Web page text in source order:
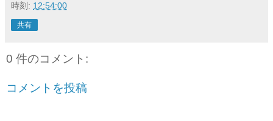
時刻: 12:54:00
共有
0 件のコメント:
コメントを投稿